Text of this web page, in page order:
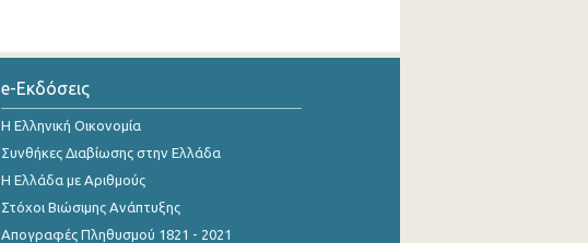
e-Εκδόσεις
Η Ελληνική Οικονομία
Συνθήκες Διαβίωσης στην Ελλάδα
Η Ελλάδα με Αριθμούς
Στόχοι Βιώσιμης Ανάπτυξης
Απογραφές Πληθυσμού 1821 - 2021